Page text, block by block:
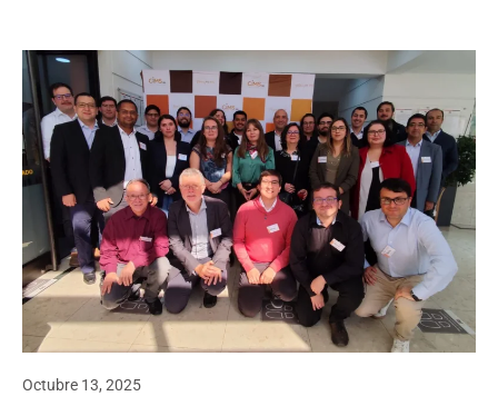
Octubre 13, 2025